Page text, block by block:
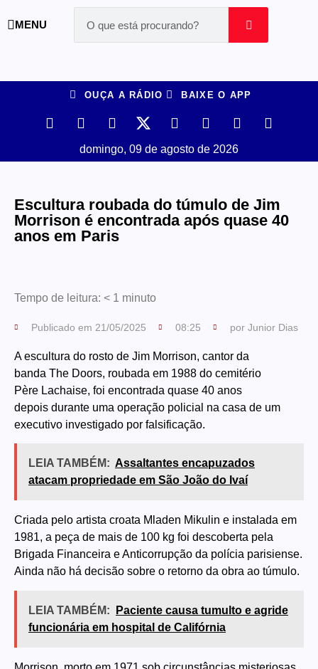
MENU
OUÇA A RÁDIO BAIXE O APP
domingo, 09 de agosto de 2026
Escultura roubada do túmulo de Jim
Morrison é encontrada após quase 40
anos em Paris
Tempo de leitura: < 1 minuto
Publicado em 21/05/2025 08:25 por Junior Dias
A escultura do rosto de Jim Morrison, cantor da
banda The Doors, roubada em 1988 do cemitério
Père Lachaise, foi encontrada quase 40 anos
depois durante uma operação policial na casa de um
executivo investigado por falsificação.
LEIA TAMBÉM: Assaltantes encapuzados
atacam propriedade em São João do Ivaí
Criada pelo artista croata Mladen Mikulin e instalada em
1981, a peça de mais de 100 kg foi descoberta pela
Brigada Financeira e Anticorrupção da polícia parisiense.
Ainda não há decisão sobre o retorno da obra ao túmulo.
LEIA TAMBÉM:
Paciente causa tumulto e agride
funcionária em hospital de Califórnia